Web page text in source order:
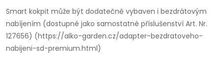
Smart kokpit může být dodatečně vybaven i bezdrátovým
nabíjením (dostupné jako samostatné příslušenství Art. Nr.
127656) (https://alko-garden.cz/adapter-bezdratoveho-
nabijeni-sd-premium.html)